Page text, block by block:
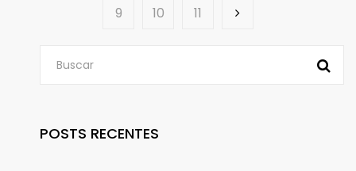
9
10 11
POSTS RECENTES